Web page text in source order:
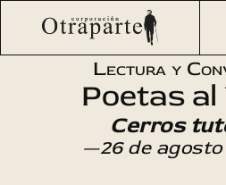
Saltar
Otraparte.org/Agenda Cultural
Lectura y
Poetas
Cerros
—26 de